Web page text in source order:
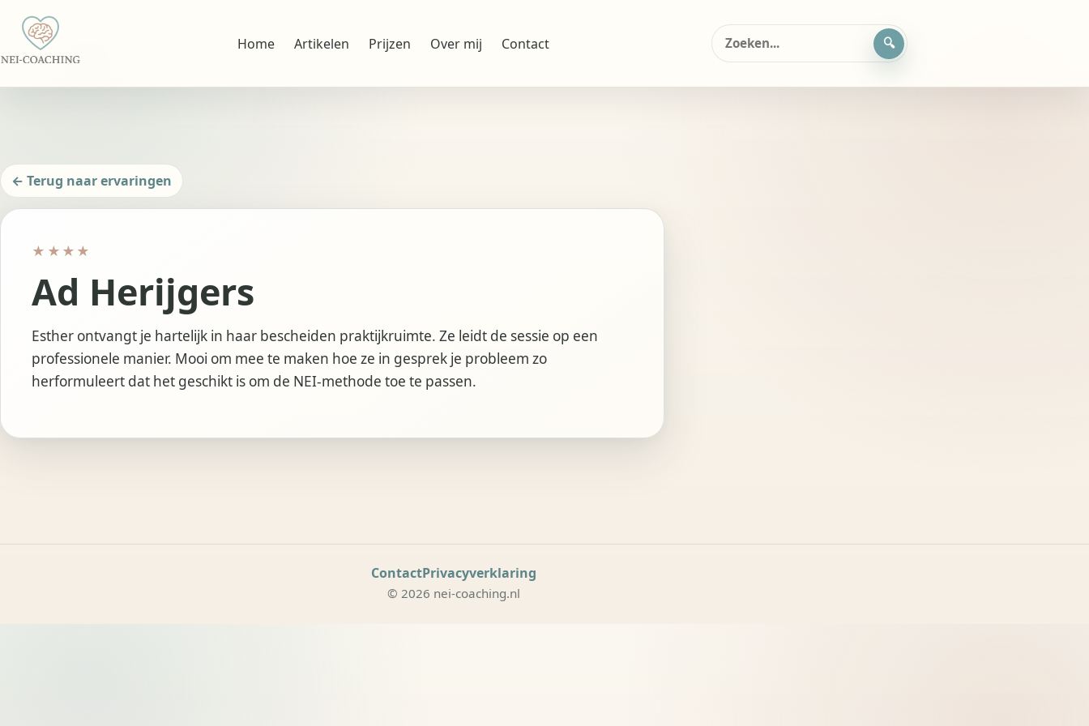
Home Artikelen Prijzen Over mij Contact
Zoeken
naar:
← Terug naar ervaringen
★★★★
Ad Herijgers
Esther ontvangt je hartelijk in haar bescheiden praktijkruimte. Ze leidt de sessie op een
professionele manier. Mooi om mee te maken hoe ze in gesprek je probleem zo
herformuleert dat het geschikt is om de NEI-methode toe te passen.
ContactPrivacyverklaring
© 2026 nei-coaching.nl